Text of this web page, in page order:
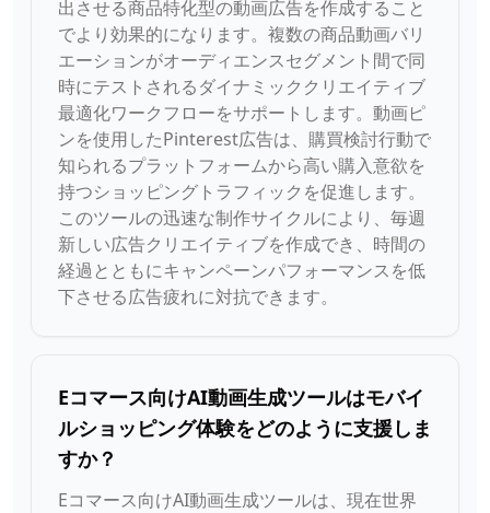
出させる商品特化型の動画広告を作成すること
でより効果的になります。複数の商品動画バリ
エーションがオーディエンスセグメント間で同
時にテストされるダイナミッククリエイティブ
最適化ワークフローをサポートします。動画ピ
ンを使用したPinterest広告は、購買検討行動で
知られるプラットフォームから高い購入意欲を
持つショッピングトラフィックを促進します。
このツールの迅速な制作サイクルにより、毎週
新しい広告クリエイティブを作成でき、時間の
経過とともにキャンペーンパフォーマンスを低
下させる広告疲れに対抗できます。
Eコマース向けAI動画生成ツールはモバイ
ルショッピング体験をどのように支援しま
すか？
Eコマース向けAI動画生成ツールは、現在世界